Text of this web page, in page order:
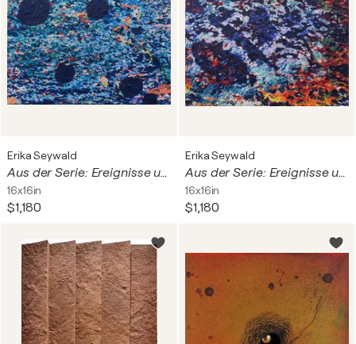
Erika Seywald
Aus der Serie: Ereignisse und Zwischenfälle in der Natur - 2
16x16in
$1,180
Erika Seywald
Aus der Serie: Ereignisse und Zwischenfälle in der Natur - 3
16x16in
$1,180